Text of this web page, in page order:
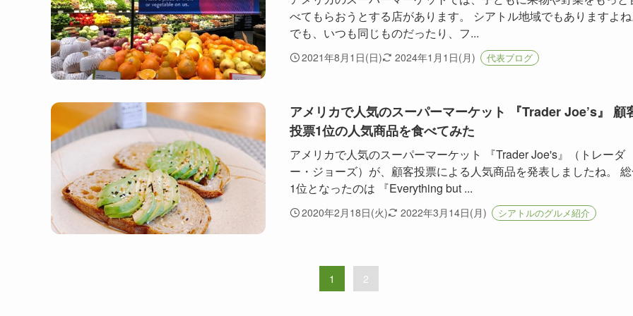
べてもらおうとする店があります。 シアトル地域でもありますよね
でも、いつも同じものだったり、フ...
2021年8月1日(日) 2024年1月1日(月) 代表ブログ
アメリカで人気のスーパーマーケット 『Trader Joe’s』 顧
投票1位の人気商品を食べてみた
アメリカで人気のスーパーマーケット 『Trader Joe's』（トレーダ
ー・ジョーズ）が、顧客投票による人気商品を発表しましたね。
1位となったのは 『Everything but ...
2020年2月18日(火) 2022年3月14日(月) シアトルのグルメ紹介
1 2